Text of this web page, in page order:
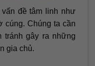
đề tâm linh như
cúng. Chúng ta cần
tránh gây ra những
gia chủ.